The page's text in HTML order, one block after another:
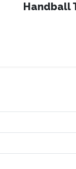
Handball